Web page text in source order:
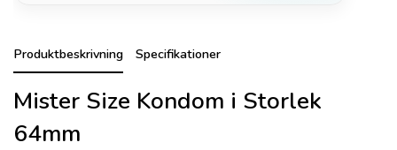
Produktbeskrivning Specifikationer
Mister Size Kondom i Storlek
64mm